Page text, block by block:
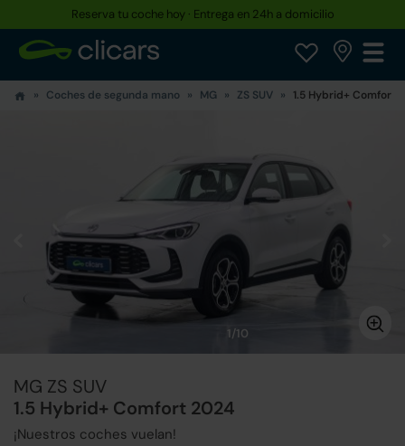
Reserva tu coche hoy · Entrega en 24h a domicilio
Coches de segunda mano MG ZS SUV 1.5 Hybrid+ Comfort
1/10
MG ZS SUV
1.5 Hybrid+ Comfort 2024
¡Nuestros coches vuelan!